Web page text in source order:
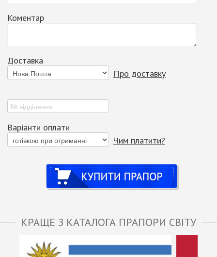
Коментар
Доставка
Про доставку
Варіанти оплати
Чим платити?
Купити
КРАЩЕ З КАТАЛОГА ПРАПОРИ СВІТУ